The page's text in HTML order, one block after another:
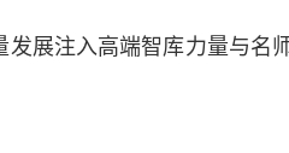
发展注入高端智库力量与名